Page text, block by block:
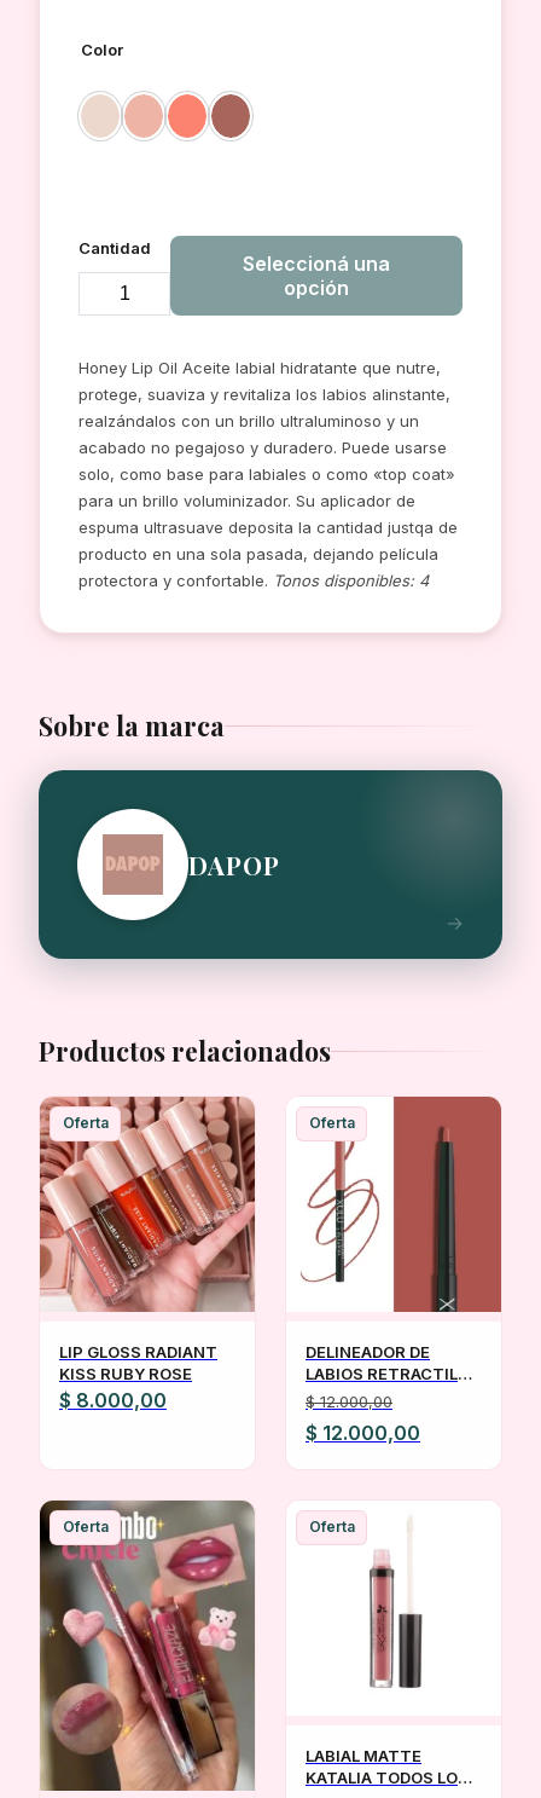
Color
Cantidad
ACEITE
LABIOS
HONEY
DAPOP
cantidad
Seleccioná una
opción
Honey Lip Oil Aceite labial hidratante que nutre,
protege, suaviza y revitaliza los labios alinstante,
realzándalos con un brillo ultraluminoso y un
acabado no pegajoso y duradero. Puede usarse
solo, como base para labiales o como «top coat»
para un brillo voluminizador. Su aplicador de
espuma ultrasuave deposita la cantidad justqa de
producto en una sola pasada, dejando película
protectora y confortable. Tonos disponibles: 4
Sobre la marca
DAPOP
Productos relacionados
Oferta
LIP GLOSS RADIANT
KISS RUBY ROSE
$ 8.000,00
Oferta
DELINEADOR DE
LABIOS RETRACTIL
XULU PRISMA DONA
$12.000,00
El
precio
original
era:
$ 12.000,00.
$ 12.000,00
precio
actual
Oferta Oferta
LABIAL MATTE
KATALIA TODOS LOS